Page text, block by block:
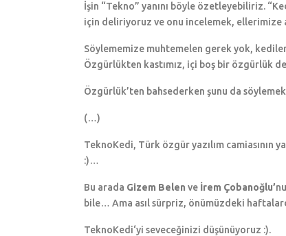
İşin “Tekno” yanını böyle özetleyebiliriz.
için deliriyoruz ve onu incelemek, ellerimize
Söylememize muhtemelen gerek yok,
Özgürlükten kastımız, içi boş bir özgürlük
Özgürlük’ten bahsederken şunu da
(…)
TeknoKedi, Türk özgür yazılım camiasının
:)…
Bu arada Gizem Belen ve İrem Çobanoğlu’
bile… Ama asıl sürpriz, önümüzdeki
TeknoKedi‘yi seveceğinizi düşünüyoruz :).